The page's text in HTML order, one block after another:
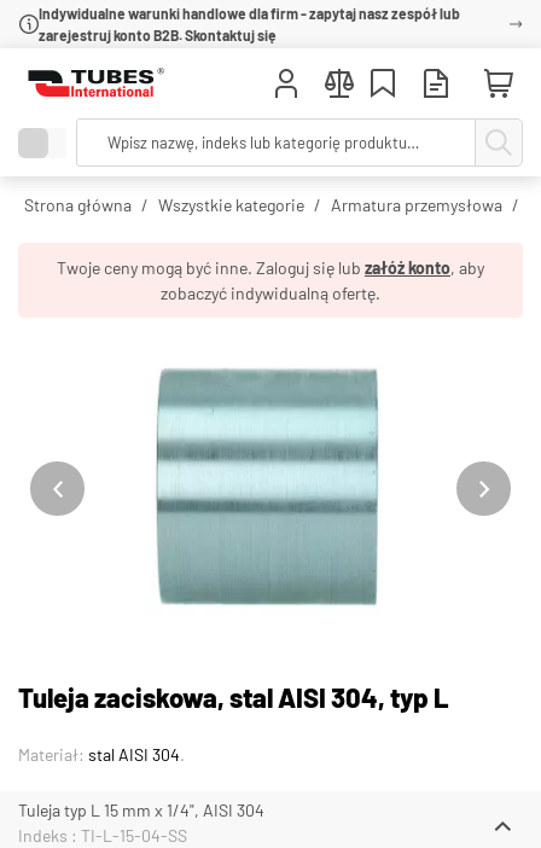
Indywidualne warunki handlowe dla firm - zapytaj nasz zespół lub
zarejestruj konto B2B. Skontaktuj się
Strona główna Wszystkie kategorie Armatura przemysłowa
Twoje ceny mogą być inne. Zaloguj się lub załóż konto, aby
zobaczyć indywidualną ofertę.
Tuleja zaciskowa, stal AISI 304, typ L
Materiał: stal AISI 304.
Tuleja typ L 15 mm x 1/4", AISI 304
Indeks : TI-L-15-04-SS